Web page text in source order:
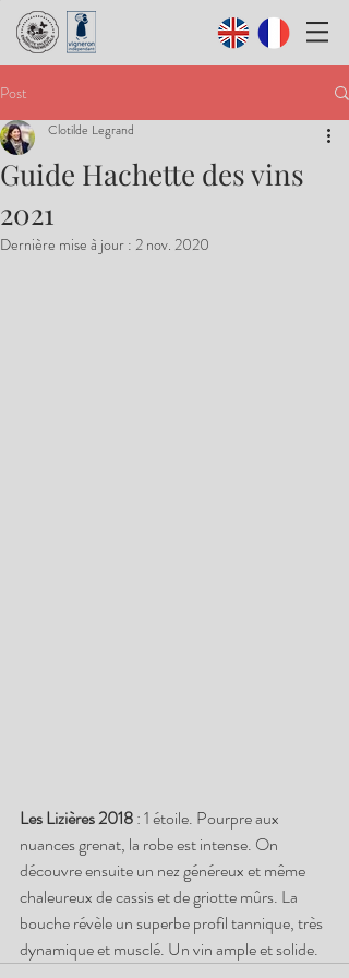
Post
Guide Hachette des vins
2021
Clotilde Legrand
Dernière mise à jour : 2 nov. 2020
Les Lizières 2018 : 1 étoile. Pourpre aux
nuances grenat, la robe est intense. On
découvre ensuite un nez généreux et même
chaleureux de cassis et de griotte mûrs. La
bouche révèle un superbe profil tannique, très
dynamique et musclé. Un vin ample et solide.